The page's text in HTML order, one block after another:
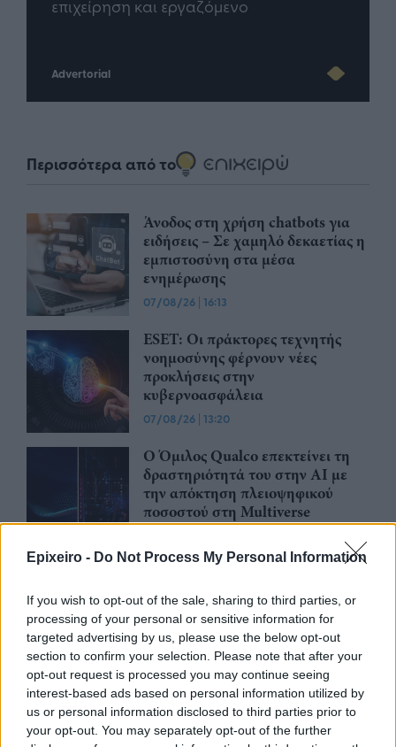
Epixeiro - Do Not Process My Personal Information
If you wish to opt-out of the sale, sharing to third parties, or
processing of your personal or sensitive information for
targeted advertising by us, please use the below opt-out
section to confirm your selection. Please note that after your
opt-out request is processed you may continue seeing
interest-based ads based on personal information utilized by
us or personal information disclosed to third parties prior to
your opt-out. You may separately opt-out of the further
Advertorial
Περισσότερα από το
Άνοδος στη χρήση chatbots για
ειδήσεις – Σε χαμηλό δεκαετίας η
εμπιστοσύνη στα μέσα
ενημέρωσης
07/08/26 | 16:13
ESET: Οι πράκτορες τεχνητής
νοημοσύνης φέρνουν νέες
προκλήσεις στην
κυβερνοασφάλεια
07/08/26 | 13:20
Ο Όμιλος Qualco επεκτείνει τη
δραστηριότητά του στην ΑΙ με
την απόκτηση πλειοψηφικού
ποσοστού στη Multiverse
Δικαιοσύνη κατά της OpenAI για
φερόμενη υπεξαίρεση εμπορικών
μυστικών
06/08/26|16:09
Η TP απέσπασε διεθνή διάκριση
ως "Leader" για τις υπηρεσίες
Healthcare CXM